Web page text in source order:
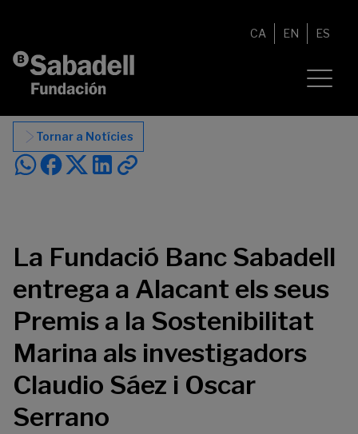
CA EN ES
Tornar a Notícies
La Fundació Banc Sabadell
entrega a Alacant els seus
Premis a la Sostenibilitat
Marina als investigadors
Claudio Sáez i Oscar
Serrano